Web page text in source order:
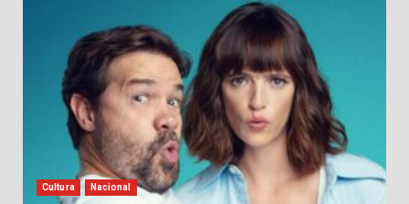
Cultura Nacional